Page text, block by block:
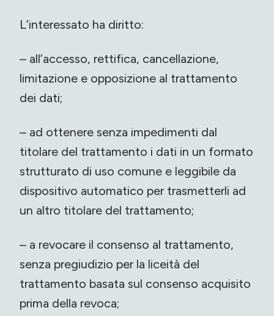
L’interessato ha diritto:
– all’accesso, rettifica, cancellazione,
limitazione e opposizione al trattamento
dei dati;
– ad ottenere senza impedimenti dal
titolare del trattamento i dati in un formato
strutturato di uso comune e leggibile da
dispositivo automatico per trasmetterli ad
un altro titolare del trattamento;
– a revocare il consenso al trattamento,
senza pregiudizio per la liceità del
trattamento basata sul consenso acquisito
prima della revoca;